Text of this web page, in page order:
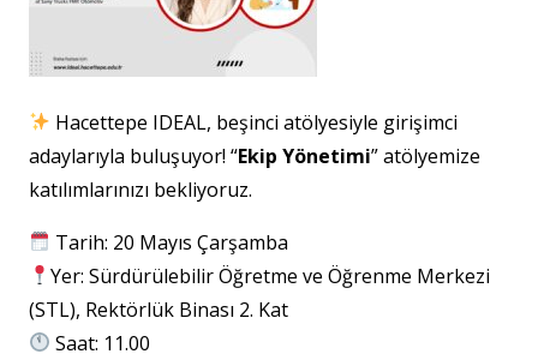
Hacettepe IDEAL, beşinci atölyesiyle girişimci
adaylarıyla buluşuyor! “Ekip Yönetimi” atölyemize
katılımlarınızı bekliyoruz.
Tarih: 20 Mayıs Çarşamba
Yer: Sürdürülebilir Öğretme ve Öğrenme Merkezi
(STL), Rektörlük Binası 2. Kat
Saat: 11.00